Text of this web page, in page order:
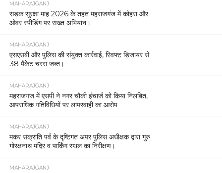
MAHARAJGANJ
सड़क सुरक्षा माह 2026 के तहत महराजगंज में कोहरा और
ओवर स्पीडिंग पर सख्त अभियान।
MAHARAJGANJ
एसएसबी और पुलिस की संयुक्त कार्रवाई, स्विफ्ट डिजायर से
38 पैकेट चरस जब्त।
MAHARAJGANJ
महराजगंज में एसपी ने नगर चौकी इंचार्ज को किया निलंबित,
आपराधिक गतिविधियों पर लापरवाही का आरोप
MAHARAJGANJ
मकर संक्रांति पर्व के दृष्टिगत अपर पुलिस अधीक्षक द्वारा गुरु
गोरक्षनाथ मंदिर व पार्किंग स्थल का निरीक्षण।
MAHARAJGANJ